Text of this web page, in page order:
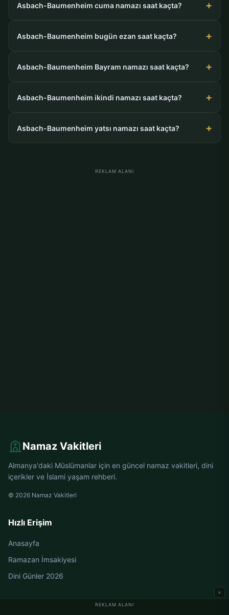
Asbach-Baumenheim cuma namazı saat kaçta?
Asbach-Baumenheim bugün ezan saat kaçta?
Asbach-Baumenheim Bayram namazı saat kaçta?
Asbach-Baumenheim ikindi namazı saat kaçta?
Asbach-Baumenheim yatsı namazı saat kaçta?
REKLAM ALANI
REKLAM ALANI
×
Namaz Vakitleri
Almanya'daki Müslümanlar için en güncel namaz vakitleri, dini
içerikler ve İslami yaşam rehberi.
© 2026 Namaz Vakitleri
Hızlı Erişim
Anasayfa
Ramazan İmsakiyesi
Dini Günler 2026
Almanya Namaz Vakitleri